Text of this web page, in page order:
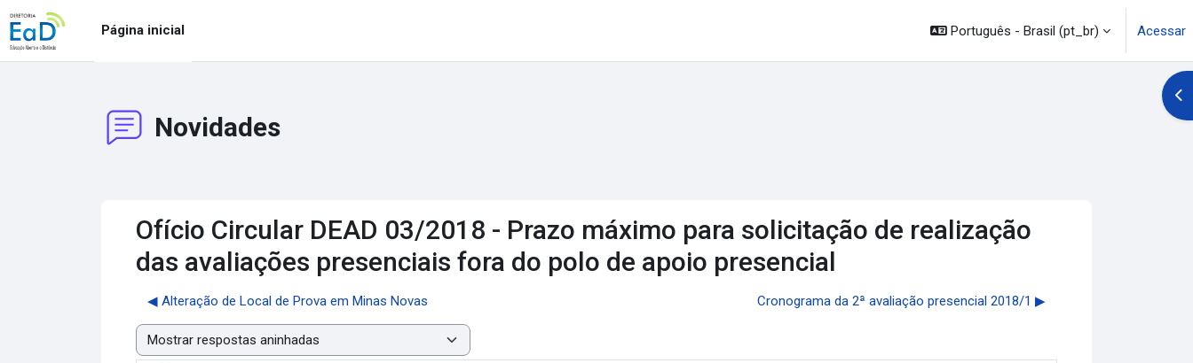
Ir para o conteúdo principal
Página inicial
Português - Brasil ‎(pt_br)‎ Acessar
Novidades
Ofício Circular DEAD 03/2018 - Prazo máximo para solicitação de realização
das avaliações presenciais fora do polo de apoio presencial
◀︎ Alteração de Local de Prova em Minas Novas Cronograma da 2ª avaliação presencial 2018/1 ▶︎
Modo de visualização